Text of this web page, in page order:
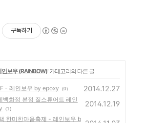
구독하기
인보우 (RAINBOW)' 카테고리의 다른 글
- 레인보우 by epoxy (0) 2014.12.27
백화점 본점 질스튜어트 레인
(1)
2014.12.19
한미한마음축제 - 레인보우 b